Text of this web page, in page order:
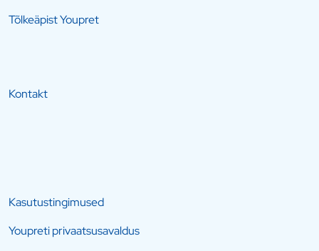
Tõlkeäpist Youpret
Kontakt
Kasutustingimused
Youpreti privaatsusavaldus